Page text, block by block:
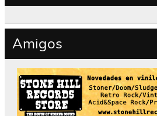
Amigos